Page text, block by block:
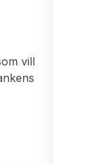
vill